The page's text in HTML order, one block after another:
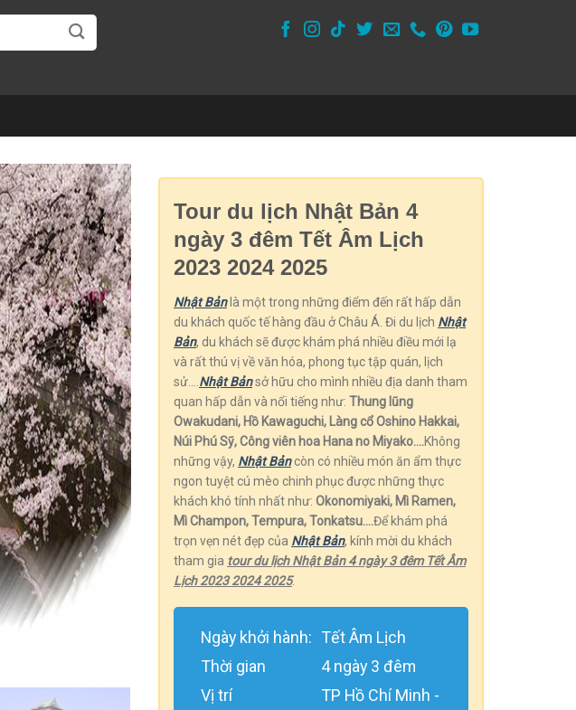
Tour du lịch Nhật Bản 4
ngày 3 đêm Tết Âm Lịch
2023 2024 2025
Nhật Bảnlà một trong những điểm đến rất hấp dẫn
du khách quốc tế hàng đầu ở Châu Á. Đi du lịch Nhật
Bản, du khách sẽ được khám phá nhiều điều mới lạ
và rất thú vị về văn hóa, phong tục tập quán, lịch
sử…. Nhật Bảnsở hữu cho mình nhiều địa danh tham
quan hấp dẫn và nổi tiếng như: Thung lũng
Owakudani, Hồ Kawaguchi, Làng cổ Oshino Hakkai,
Núi Phú Sỹ, Công viên hoa Hana no Miyako….Không
những vậy, Nhật Bảncòn có nhiều món ăn ẩm thực
ngon tuyệt cú mèo chinh phục được những thực
khách khó tính nhất như: Okonomiyaki, Mì Ramen,
Mì Champon, Tempura, Tonkatsu….Để khám phá
trọn vẹn nét đẹp của Nhật Bản, kính mời du khách
tham gia tour du lịch Nhật Bản 4 ngày 3 đêm Tết Âm
Lịch 2023 2024 2025.
Ngày khởi hành: Tết Âm Lịch
Thời gian
4 ngày 3 đêm
Vị trí
TP Hồ Chí Minh -